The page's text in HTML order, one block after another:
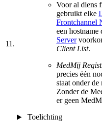
11.
Voor al diens
gebruikt elke
Frontchannel
een
Server
Client List.
MedMij
precies één
staat onder de
Zonder de
er geen
Toelichting